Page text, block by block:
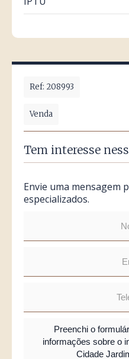
Ref: 208993
Venda
Tem interesse
Envie uma mensagem
especializados.